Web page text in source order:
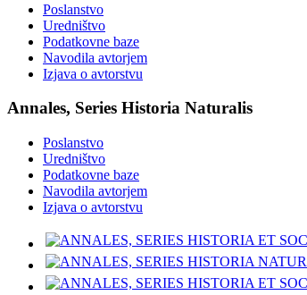
Poslanstvo
Uredništvo
Podatkovne baze
Navodila avtorjem
Izjava o avtorstvu
Annales, Series Historia Naturalis
Poslanstvo
Uredništvo
Podatkovne baze
Navodila avtorjem
Izjava o avtorstvu